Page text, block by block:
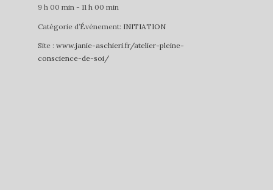
9 h 00 min - 11 h 00 min
Catégorie d’Évènement: INITIATION
Site : www.janie-aschieri.fr/atelier-pleine-
conscience-de-soi/